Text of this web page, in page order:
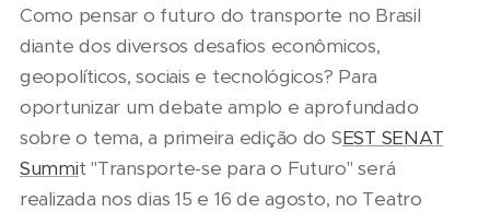
Como pensar o futuro do transporte no Brasil
diante dos diversos desafios econômicos,
geopolíticos, sociais e tecnológicos? Para
oportunizar um debate amplo e aprofundado
sobre o tema, a primeira edição do SEST SENAT
Summit "Transporte-se para o Futuro" será
realizada nos dias 15 e 16 de agosto, no Teatro